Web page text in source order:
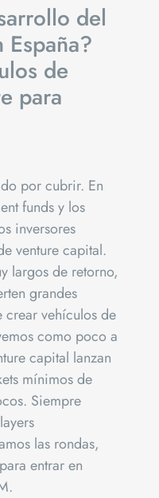
del
de
para
por cubrir. En
funds y los
inversores
venture capital.
largos de retorno,
grandes
vehículos de
como poco a
capital lanzan
mínimos de
Siempre
las rondas,
entrar en